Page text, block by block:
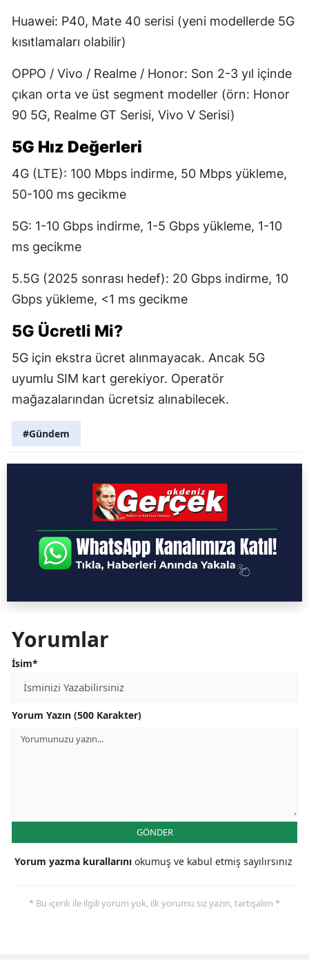
Huawei: P40, Mate 40 serisi (yeni modellerde 5G
kısıtlamaları olabilir)
OPPO / Vivo / Realme / Honor: Son 2-3 yıl içinde
çıkan orta ve üst segment modeller (örn: Honor
90 5G, Realme GT Serisi, Vivo V Serisi)
5G Hız Değerleri
4G (LTE): 100 Mbps indirme, 50 Mbps yükleme,
50-100 ms gecikme
5G: 1-10 Gbps indirme, 1-5 Gbps yükleme, 1-10
ms gecikme
5.5G (2025 sonrası hedef): 20 Gbps indirme, 10
Gbps yükleme, <1 ms gecikme
5G Ücretli Mi?
5G için ekstra ücret alınmayacak. Ancak 5G
uyumlu SIM kart gerekiyor. Operatör
mağazalarından ücretsiz alınabilecek.
#Gündem
Yorumlar
İsim*
Yorum Yazın (500 Karakter)
GÖNDER
Yorum yazma kurallarını okumuş ve kabul etmiş sayılırsınız
* Bu içerik ile ilgili yorum yok, ilk yorumu siz yazın, tartışalım *